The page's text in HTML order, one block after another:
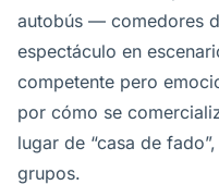
autobús — comedores
espectáculo en
competente pero
por cómo se
lugar de “casa de
grupos.